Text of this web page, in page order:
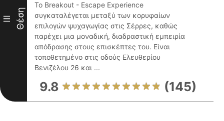
III Θέση
Το Breakout - Escape Experience
συγκαταλέγεται μεταξύ των κορυφαίων
επιλογών ψυχαγωγίας στις Σέρρες, καθώς
παρέχει μια μοναδική, διαδραστική εμπειρία
απόδρασης στους επισκέπτες του. Είναι
τοποθετημένο στις οδούς Ελευθερίου
Βενιζέλου 26 και ...
9.8 (145)